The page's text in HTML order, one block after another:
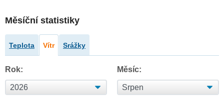
Měsíční statistiky
Teplota Vítr Srážky
Rok: Měsíc: